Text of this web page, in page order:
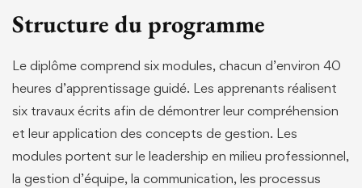
Structure du programme
Le diplôme comprend six modules, chacun d’environ 40
heures d’apprentissage guidé. Les apprenants réalisent
six travaux écrits afin de démontrer leur compréhension
et leur application des concepts de gestion. Les
modules portent sur le leadership en milieu professionnel,
la gestion d’équipe, la communication, les processus